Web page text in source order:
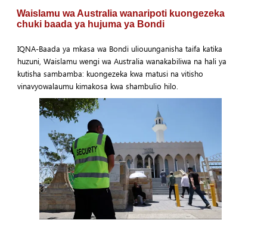
Waislamu wa Australia wanaripoti kuongezeka
chuki baada ya hujuma ya Bondi
IQNA-Baada ya mkasa wa Bondi uliouunganisha taifa katika
huzuni, Waislamu wengi wa Australia wanakabiliwa na hali ya
kutisha sambamba: kuongezeka kwa matusi na vitisho
vinavyowalaumu kimakosa kwa shambulio hilo.